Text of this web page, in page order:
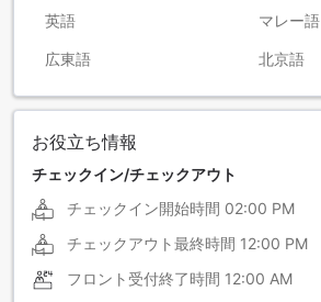
英語 マレー語
広東語 北京語
お役立ち情報
チェックイン/チェックアウト
チェックイン開始時間 02:00 PM
チェックアウト最終時間 12:00 PM
フロント受付終了時間 12:00 AM